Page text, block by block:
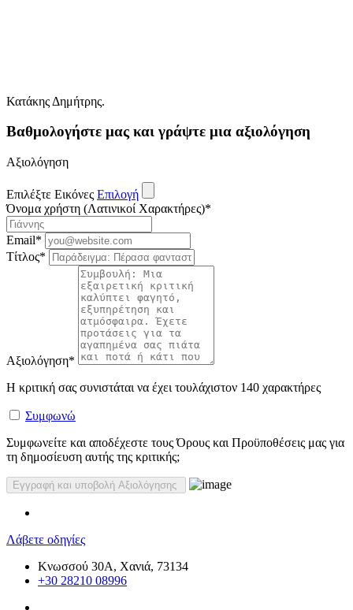
Κατάκης Δημήτρης.
Βαθμολογήστε μας και γράψτε μια αξιολόγηση
Αξιολόγηση
Επιλέξτε Εικόνες Επιλογή
Όνομα χρήστη (Λατινικοί Χαρακτήρες)*
Email*
Τίτλος*
Αξιολόγηση*
Η κριτική σας συνιστάται να έχει τουλάχιστον 140 χαρακτήρες
Συμφωνώ
Συμφωνείτε και αποδέχεστε τους Όρους και Προϋποθέσεις μας για
τη δημοσίευση αυτής της κριτικής;
Λάβετε οδηγίες
Κνωσσού 30Α, Χανιά, 73134
+30 28210 08996